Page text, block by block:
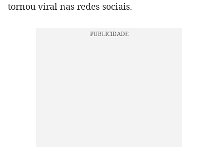
tornou viral nas redes sociais.